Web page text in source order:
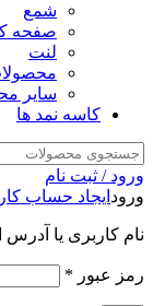
شمع
صفحه
لنت
سایر
کاسه نمد ها
ورود / ثبت نام
ورود ایجاد حساب
نام کاربری یا آدرس
رمز عبور *